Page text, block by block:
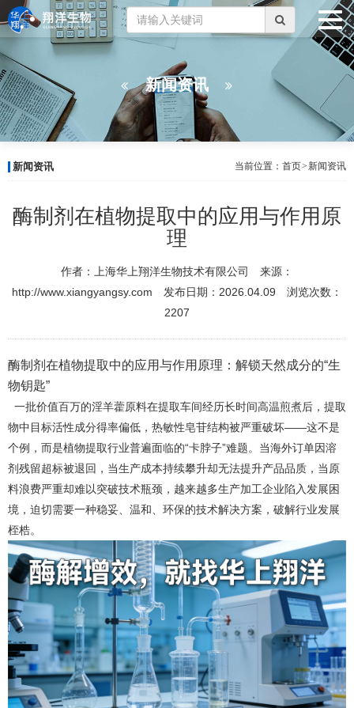
新闻资讯
新闻资讯 当前位置： 首页>新闻资讯
酶制剂在植物提取中的应用与作用原
理
作者：上海华上翔洋生物技术有限公司 来源：
http://www.xiangyangsy.com 发布日期：2026.04.09 浏览次数：
2207
酶制剂在植物提取中的应用与作用原理：解锁天然成分的“生
物钥匙”
一批价值百万的淫羊藿原料在提取车间经历长时间高温煎煮后，提取
物中目标活性成分得率偏低，热敏性皂苷结构被严重破坏——这不是
个例，而是植物提取行业普遍面临的“卡脖子”难题。当海外订单因溶
剂残留超标被退回，当生产成本持续攀升却无法提升产品品质，当原
料浪费严重却难以突破技术瓶颈，越来越多生产加工企业陷入发展困
境，迫切需要一种稳妥、温和、环保的技术解决方案，破解行业发展
桎梏。